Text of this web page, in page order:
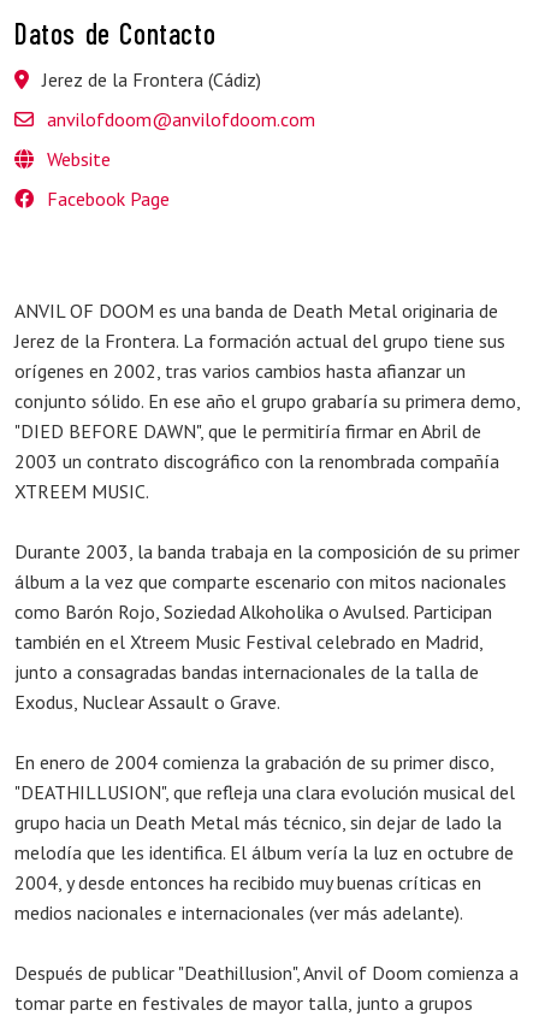
Datos de Contacto
Jerez de la Frontera (Cádiz)
anvilofdoom@anvilofdoom.com
Website
Facebook Page
ANVIL OF DOOM es una banda de Death Metal originaria de
Jerez de la Frontera. La formación actual del grupo tiene sus
orígenes en 2002, tras varios cambios hasta afianzar un
conjunto sólido. En ese año el grupo grabaría su primera demo,
"DIED BEFORE DAWN", que le permitiría firmar en Abril de
2003 un contrato discográfico con la renombrada compañía
XTREEM MUSIC.
Durante 2003, la banda trabaja en la composición de su primer
álbum a la vez que comparte escenario con mitos nacionales
como Barón Rojo, Soziedad Alkoholika o Avulsed. Participan
también en el Xtreem Music Festival celebrado en Madrid,
junto a consagradas bandas internacionales de la talla de
Exodus, Nuclear Assault o Grave.
En enero de 2004 comienza la grabación de su primer disco,
"DEATHILLUSION", que refleja una clara evolución musical del
grupo hacia un Death Metal más técnico, sin dejar de lado la
melodía que les identifica. El álbum vería la luz en octubre de
2004, y desde entonces ha recibido muy buenas críticas en
medios nacionales e internacionales (ver más adelante).
Después de publicar "Deathillusion", Anvil of Doom comienza a
tomar parte en festivales de mayor talla, junto a grupos